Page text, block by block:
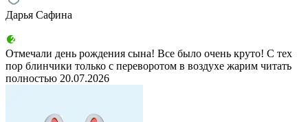
Дарья Сафина
Отмечали день рождения сына! Все было очень круто! С тех
пор блинчики только с переворотом в воздухе жарим читать
полностью 20.07.2026